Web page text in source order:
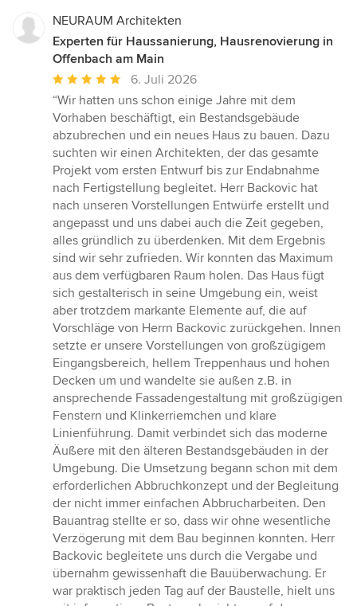
NEURAUM Architekten
Experten für Haussanierung, Hausrenovierung in
Offenbach am Main
Durchschnittliche
Bewertung:
5
von
5
Sternen
6. Juli 2026
“Wir hatten uns schon einige Jahre mit dem
Vorhaben beschäftigt, ein Bestandsgebäude
abzubrechen und ein neues Haus zu bauen. Dazu
suchten wir einen Architekten, der das gesamte
Projekt vom ersten Entwurf bis zur Endabnahme
nach Fertigstellung begleitet. Herr Backovic hat
nach unseren Vorstellungen Entwürfe erstellt und
angepasst und uns dabei auch die Zeit gegeben,
alles gründlich zu überdenken. Mit dem Ergebnis
sind wir sehr zufrieden. Wir konnten das Maximum
aus dem verfügbaren Raum holen. Das Haus fügt
sich gestalterisch in seine Umgebung ein, weist
aber trotzdem markante Elemente auf, die auf
Vorschläge von Herrn Backovic zurückgehen. Innen
setzte er unsere Vorstellungen von großzügigem
Eingangsbereich, hellem Treppenhaus und hohen
Decken um und wandelte sie außen z.B. in
ansprechende Fassadengestaltung mit großzügigen
Fenstern und Klinkerriemchen und klare
Linienführung. Damit verbindet sich das moderne
Äußere mit den älteren Bestandsgebäuden in der
Umgebung. Die Umsetzung begann schon mit dem
erforderlichen Abbruchkonzept und der Begleitung
der nicht immer einfachen Abbrucharbeiten. Den
Bauantrag stellte er so, dass wir ohne wesentliche
Verzögerung mit dem Bau beginnen konnten. Herr
Backovic begleitete uns durch die Vergabe und
übernahm gewissenhaft die Bauüberwachung. Er
war praktisch jeden Tag auf der Baustelle, hielt uns